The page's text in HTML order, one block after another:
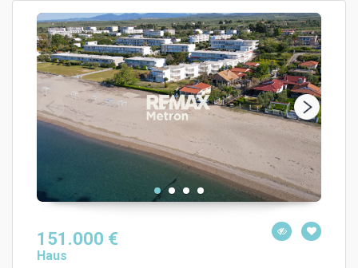
151.000 €
Haus